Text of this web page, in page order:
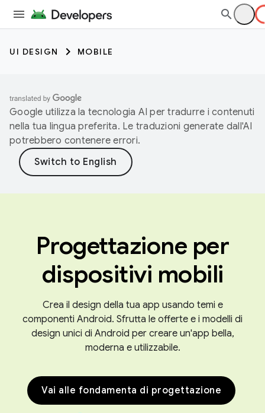
UI DESIGN MOBILE
Google utilizza la tecnologia AI per tradurre i contenuti
nella tua lingua preferita. Le traduzioni generate dall'AI
potrebbero contenere errori.
Progettazione per
dispositivi mobili
Crea il design della tua app usando temi e
componenti Android. Sfrutta le offerte e i modelli di
design unici di Android per creare un'app bella,
moderna e utilizzabile.
Vai alle fondamenta di progettazione